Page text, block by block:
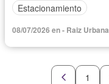
Estacionamiento
08/07/2026 en - Raiz Urbana
1